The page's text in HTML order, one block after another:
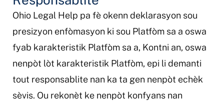
Ohio Legal Help pa fè okenn deklarasyon sou
presizyon enfòmasyon ki sou Platfòm sa a oswa
fyab karakteristik Platfòm sa a, Kontni an, oswa
nenpòt lòt karakteristik Platfòm, epi li demanti
tout responsablite nan ka ta gen nenpòt echèk
sèvis. Ou rekonèt ke nenpòt konfyans nan